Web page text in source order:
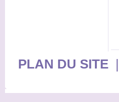
PLAN DU SITE|